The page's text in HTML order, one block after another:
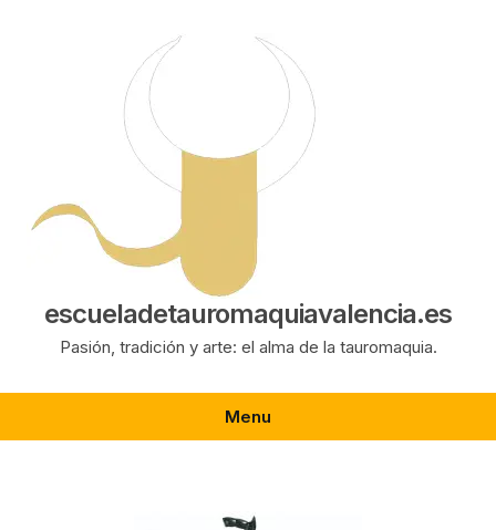
escueladetauromaquiavalencia.es
Pasión, tradición y arte: el alma de la tauromaquia.
Menu